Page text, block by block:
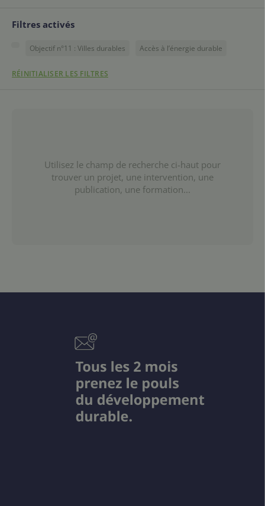
Filtres activés
Objectif n°11 : Villes durables Accès à l’énergie durable
RÉINITIALISER LES FILTRES
Utilisez le champ de recherche ci-haut pour
trouver un projet, une intervention, une
publication, une formation...